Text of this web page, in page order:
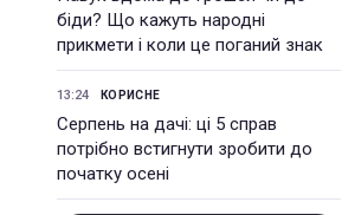
біди? Що кажуть народні
прикмети і коли це поганий знак
13:24 КОРИСНЕ
Серпень на дачі: ці 5 справ
потрібно встигнути зробити до
початку осені